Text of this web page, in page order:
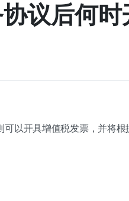
议后何
可以开具增值税发票，并将